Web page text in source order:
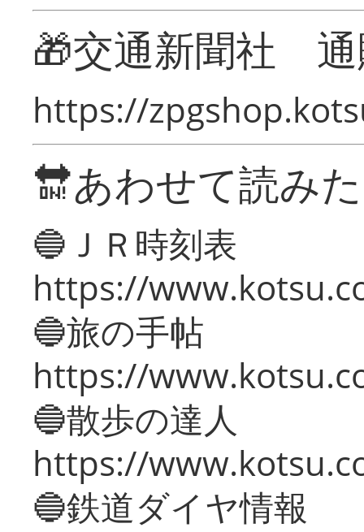
🎁交通新聞社
https://
🔛あわせて読み
🔵ＪＲ時刻表
https://
🔵旅の手帖
https://
🔵散歩の達人
https://
🔵鉄道ダイヤ情報